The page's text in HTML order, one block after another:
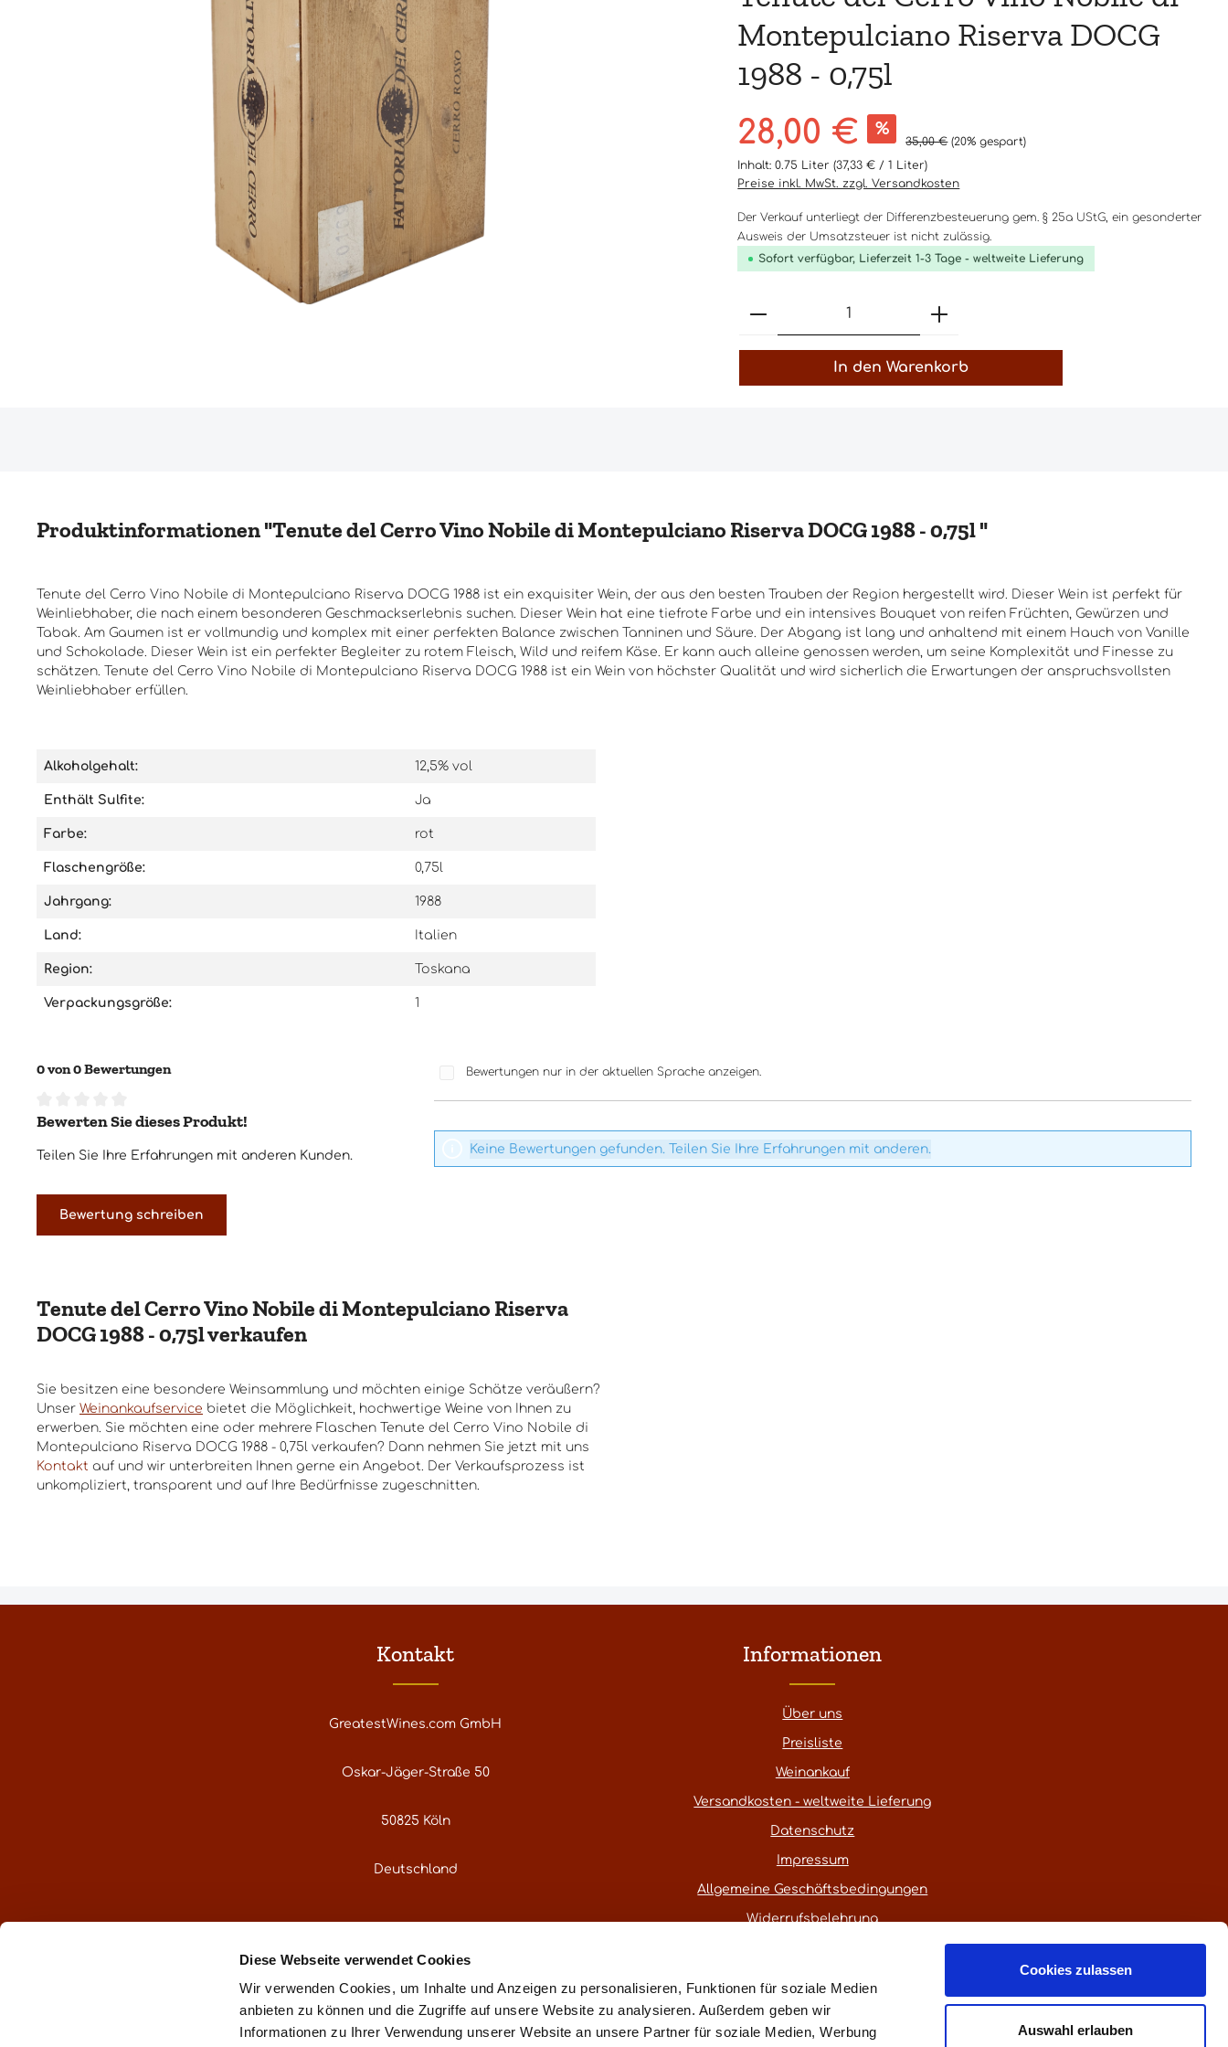
Diese Webseite verwendet Cookies
Wir verwenden Cookies, um Inhalte und Anzeigen zu personalisieren, Funktionen für soziale Medien
anbieten zu können und die Zugriffe auf unsere Website zu analysieren. Außerdem geben wir
Informationen zu Ihrer Verwendung unserer Website an unsere Partner für soziale Medien, Werbung
Cookies zulassen
Auswahl erlauben
Montepulciano Riserva DOCG
1988 - 0,75l
Verkaufspreis:
28,00 € %
Regulärer Preis:
35,00 € (20% gespart)
Inhalt:0.75 Liter(37,33 € / 1 Liter)
Preise inkl. MwSt. zzgl. Versandkosten
Der Verkauf unterliegt der Differenzbesteuerung gem. § 25a UStG, ein gesonderter
Ausweis der Umsatzsteuer ist nicht zulässig.
Sofort verfügbar, Lieferzeit 1-3 Tage - weltweite Lieferung
Produkt Anzahl: Gib den gewünschten
In den Warenkorb
Produktinformationen "Tenute del Cerro Vino Nobile di Montepulciano Riserva DOCG 1988 - 0,75l "
Tenute del Cerro Vino Nobile di Montepulciano Riserva DOCG 1988 ist ein exquisiter Wein, der aus den besten Trauben der Region hergestellt wird. Dieser Wein ist perfekt für
Weinliebhaber, die nach einem besonderen Geschmackserlebnis suchen. Dieser Wein hat eine tiefrote Farbe und ein intensives Bouquet von reifen Früchten, Gewürzen und
Tabak. Am Gaumen ist er vollmundig und komplex mit einer perfekten Balance zwischen Tanninen und Säure. Der Abgang ist lang und anhaltend mit einem Hauch von Vanille
und Schokolade. Dieser Wein ist ein perfekter Begleiter zu rotem Fleisch, Wild und reifem Käse. Er kann auch alleine genossen werden, um seine Komplexität und Finesse zu
schätzen. Tenute del Cerro Vino Nobile di Montepulciano Riserva DOCG 1988 ist ein Wein von höchster Qualität und wird sicherlich die Erwartungen der anspruchsvollsten
Weinliebhaber erfüllen.
Alkoholgehalt: 12,5% vol
Enthält Sulfite: Ja
Farbe: rot
Flaschengröße: 0,75l
Jahrgang: 1988
Land: Italien
Region: Toskana
Verpackungsgröße: 1
0 von 0 Bewertungen
Durchschnittliche Bewertung von 0 von 5 Sternen
Bewerten Sie dieses Produkt!
Teilen Sie Ihre Erfahrungen mit anderen Kunden.
Bewertung schreiben
Bewertungen nur in der aktuellen Sprache anzeigen.
Keine Bewertungen gefunden. Teilen Sie Ihre Erfahrungen mit anderen.
Tenute del Cerro Vino Nobile di Montepulciano Riserva
DOCG 1988 - 0,75l verkaufen
Sie besitzen eine besondere Weinsammlung und möchten einige Schätze veräußern?
Unser Weinankaufservice bietet die Möglichkeit, hochwertige Weine von Ihnen zu
erwerben. Sie möchten eine oder mehrere Flaschen Tenute del Cerro Vino Nobile di
Montepulciano Riserva DOCG 1988 - 0,75l verkaufen? Dann nehmen Sie jetzt mit uns
Kontakt auf und wir unterbreiten Ihnen gerne ein Angebot. Der Verkaufsprozess ist
unkompliziert, transparent und auf Ihre Bedürfnisse zugeschnitten.
Kontakt
GreatestWines.com GmbH
Oskar-Jäger-Straße 50
50825 Köln
Deutschland
Oder über unser Kontaktformular.
Informationen
Über uns
Preisliste
Weinankauf
Versandkosten - weltweite Lieferung
Datenschutz
Impressum
Allgemeine Geschäftsbedingungen
Widerrufsbelehrung